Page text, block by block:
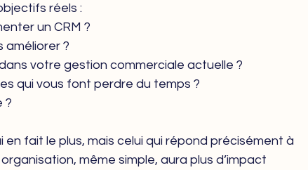
réels :
un CRM ?
?
votre gestion commerciale actuelle ?
qui vous font perdre du temps ?
?
en fait le plus, mais celui qui répond précisément à
même simple, aura plus d’impact